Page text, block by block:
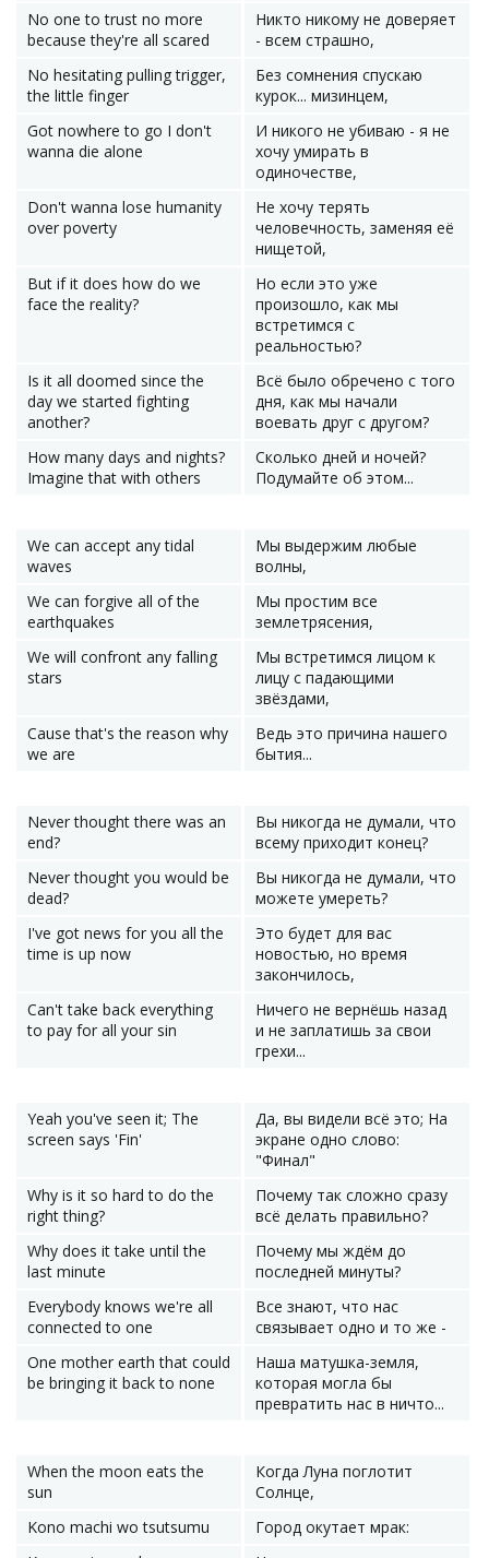
No one to trust no more
because they're all scared
Никто никому не доверяет
- всем страшно,
No hesitating pulling trigger,
the little finger
Без сомнения спускаю
курок... мизинцем,
Got nowhere to go I don't
wanna die alone
И никого не убиваю - я не
хочу умирать в
одиночестве,
Don't wanna lose humanity
over poverty
Не хочу терять
человечность, заменяя её
нищетой,
But if it does how do we
face the reality?
Но если это уже
произошло, как мы
встретимся с
реальностью?
Is it all doomed since the
day we started fighting
another?
Всё было обречено с того
дня, как мы начали
воевать друг с другом?
How many days and nights?
Imagine that with others
Сколько дней и ночей?
Подумайте об этом...
We can accept any tidal
waves
Мы выдержим любые
волны,
We can forgive all of the
earthquakes
Мы простим все
землетрясения,
We will confront any falling
stars
Мы встретимся лицом к
лицу с падающими
звёздами,
Cause that's the reason why
we are
Ведь это причина нашего
бытия...
Never thought there was an
end?
Вы никогда не думали, что
всему приходит конец?
Never thought you would be
dead?
Вы никогда не думали, что
можете умереть?
I've got news for you all the
time is up now
Это будет для вас
новостью, но время
закончилось,
Can't take back everything
to pay for all your sin
Ничего не вернёшь назад
и не заплатишь за свои
грехи...
Yeah you've seen it; The
screen says 'Fin'
Да, вы видели всё это; На
экране одно слово:
"Финал"
Why is it so hard to do the
right thing?
Почему так сложно сразу
всё делать правильно?
Why does it take until the
last minute
Почему мы ждём до
последней минуты?
Everybody knows we're all
connected to one
Все знают, что нас
связывает одно и то же -
One mother earth that could
be bringing it back to none
Наша матушка-земля,
которая могла бы
превратить нас в ничто...
When the moon eats the
sun
Когда Луна поглотит
Солнце,
Kono machi wo tsutsumu
Город окутает мрак: